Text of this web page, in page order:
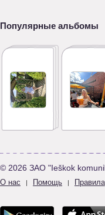
Популярные альбомы
© 2026 ЗАО "Ieškok
О нас | Помощь | Правила